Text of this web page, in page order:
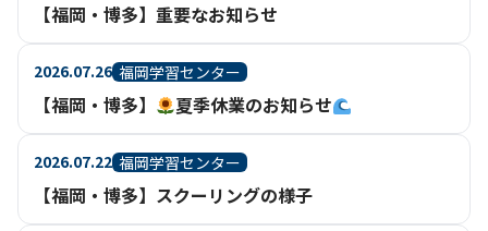
【福岡・博多】重要なお知らせ
2026.07.26 福岡学習センター
【福岡・博多】 夏季休業のお知らせ
2026.07.22 福岡学習センター
【福岡・博多】スクーリングの様子